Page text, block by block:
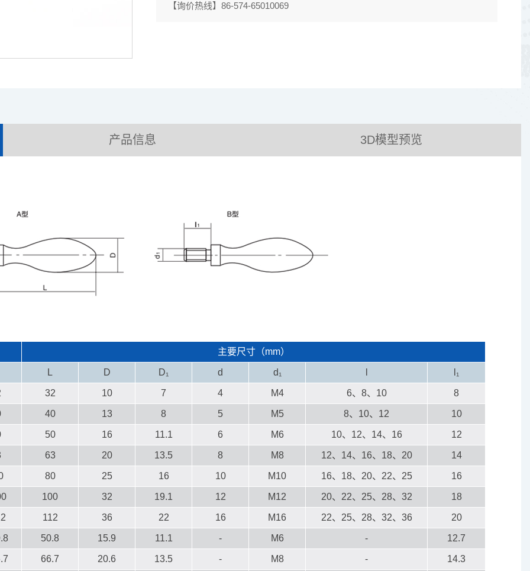
【询价热线】86-574-65010069
产品信息 3D模型预览
主要尺寸（mm）
L D D₁ d d₁ l₁
32 10 7 4 M4 6、8、10 8
40 13 8 5 M5 8、10、12 10
50 16 11.1 6 M6 10、12、14、16 12
63 20 13.5 8 M8 12、14、16、18、20 14
80 25 16 10 M10 16、18、20、22、25 16
100 32 19.1 12 M12 20、22、25、28、32 18
112 36 22 16 M16 22、25、28、32、36 20
50.8 15.9 11.1 - M6 - 12.7
66.7 20.6 13.5 - M8 - 14.3